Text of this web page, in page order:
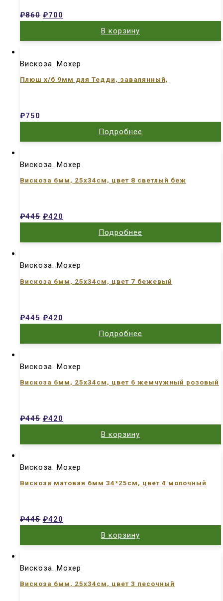
₽860 ₽700
В корзину
Вискоза. Мохер
Плюш х/б 9мм для Тедди, завалянный,
₽750
Подробнее
Вискоза. Мохер
Вискоза 6мм, 25х34см, цвет 8 светлый беж
₽445 ₽420
Подробнее
Вискоза. Мохер
Вискоза 6мм, 25х34см, цвет 7 бежевый
₽445 ₽420
Подробнее
Вискоза. Мохер
Вискоза 6мм, 25х34см, цвет 6 жемчужный розовый
₽445 ₽420
В корзину
Вискоза. Мохер
Вискоза матовая 6мм 34*25см, цвет 4 молочный
₽445 ₽420
В корзину
Вискоза. Мохер
Вискоза 6мм, 25х34см, цвет 3 песочный